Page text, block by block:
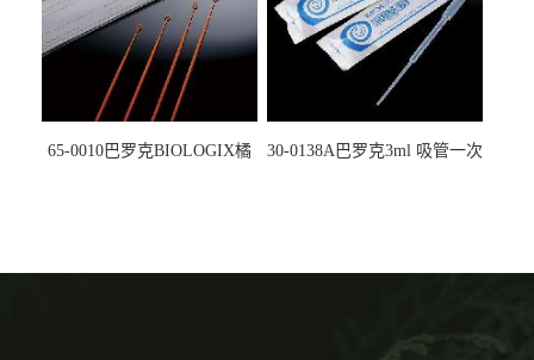
65-0010巴罗克BIOLOGIX橘
30-0138A巴罗克3ml 吸管一次